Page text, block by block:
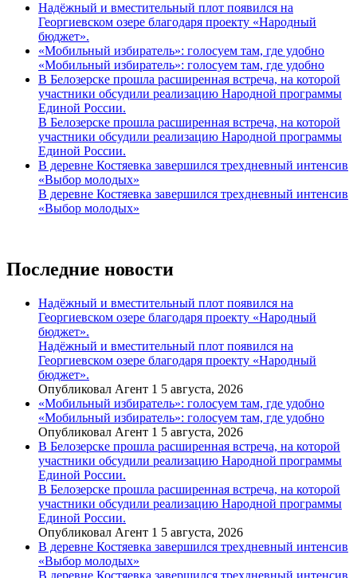
Надёжный и вместительный плот появился на
Георгиевском озере благодаря проекту «Народный
бюджет».
«Мобильный избиратель»: голосуем там, где удобно
«Мобильный избиратель»: голосуем там, где удобно
В Белозерске прошла расширенная встреча, на которой
участники обсудили реализацию Народной программы
Единой России.
В Белозерске прошла расширенная встреча, на которой
участники обсудили реализацию Народной программы
Единой России.
В деревне Костяевка завершился трехдневный интенсив
«Выбор молодых»
В деревне Костяевка завершился трехдневный интенсив
«Выбор молодых»
Последние новости
Надёжный и вместительный плот появился на
Георгиевском озере благодаря проекту «Народный
бюджет».
Надёжный и вместительный плот появился на
Георгиевском озере благодаря проекту «Народный
бюджет».
Опубликовал Агент 1 5 августа, 2026
«Мобильный избиратель»: голосуем там, где удобно
«Мобильный избиратель»: голосуем там, где удобно
Опубликовал Агент 1 5 августа, 2026
В Белозерске прошла расширенная встреча, на которой
участники обсудили реализацию Народной программы
Единой России.
В Белозерске прошла расширенная встреча, на которой
участники обсудили реализацию Народной программы
Единой России.
Опубликовал Агент 1 5 августа, 2026
В деревне Костяевка завершился трехдневный интенсив
«Выбор молодых»